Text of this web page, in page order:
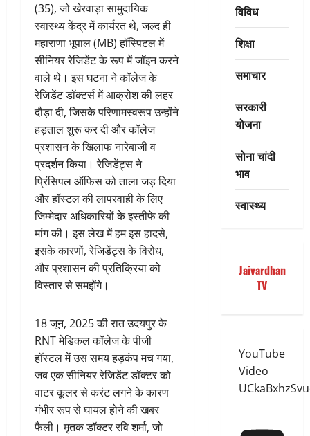
(35), जो खेरवाड़ा सामुदायिक
स्वास्थ्य केंद्र में कार्यरत थे, जल्द ही
महाराणा भूपाल (MB) हॉस्पिटल में
सीनियर रेजिडेंट के रूप में जॉइन करने
वाले थे। इस घटना ने कॉलेज के
रेजिडेंट डॉक्टर्स में आक्रोश की लहर
दौड़ा दी, जिसके परिणामस्वरूप उन्होंने
हड़ताल शुरू कर दी और कॉलेज
प्रशासन के खिलाफ नारेबाजी व
प्रदर्शन किया। रेजिडेंट्स ने
प्रिंसिपल ऑफिस को ताला जड़ दिया
और हॉस्टल की लापरवाही के लिए
जिम्मेदार अधिकारियों के इस्तीफे की
मांग की। इस लेख में हम इस हादसे,
इसके कारणों, रेजिडेंट्स के विरोध,
और प्रशासन की प्रतिक्रिया को
विस्तार से समझेंगे।
18 जून, 2025 की रात उदयपुर के
RNT मेडिकल कॉलेज के पीजी
हॉस्टल में उस समय हड़कंप मच गया,
जब एक सीनियर रेजिडेंट डॉक्टर को
वाटर कूलर से करंट लगने के कारण
गंभीर रूप से घायल होने की खबर
फैली। मृतक डॉक्टर रवि शर्मा, जो
विविध
शिक्षा
समाचार
सरकारी
योजना
सोना चांदी
भाव
स्वास्थ्य
Jaivardhan
TV
YouTube
Video